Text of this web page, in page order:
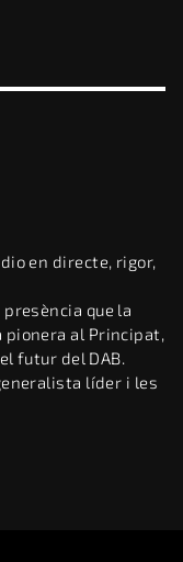
en directe, rigor,
que la
pionera al Principat,
futur del DAB.
líder i les